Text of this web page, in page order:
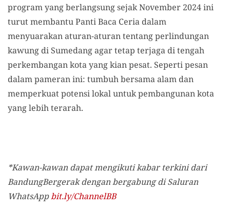
program yang berlangsung sejak November 2024 ini
turut membantu Panti Baca Ceria dalam
menyuarakan aturan-aturan tentang perlindungan
kawung di Sumedang agar tetap terjaga di tengah
perkembangan kota yang kian pesat. Seperti pesan
dalam pameran ini: tumbuh bersama alam dan
memperkuat potensi lokal untuk pembangunan kota
yang lebih terarah.
*Kawan-kawan dapat mengikuti kabar terkini dari
BandungBergerak dengan bergabung di Saluran
WhatsAppbit.ly/ChannelBB